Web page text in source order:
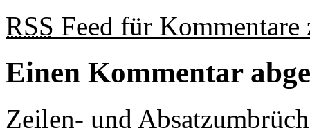
RSS Feed für
Einen Kommentar
Zeilen- und